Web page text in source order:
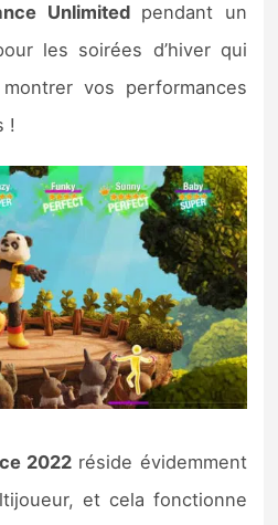
Unlimitedpendant un
les soirées d’hiver qui
vos performances
!
2022 réside évidemment
et cela fonctionne